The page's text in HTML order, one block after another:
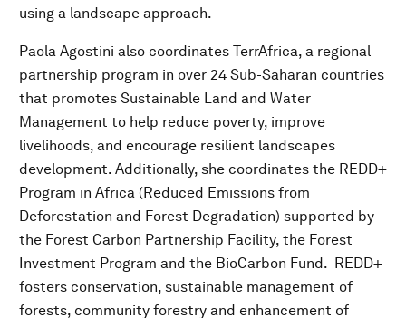
using a landscape approach.
Paola Agostini also coordinates TerrAfrica, a regional
partnership program in over 24 Sub-Saharan countries
that promotes Sustainable Land and Water
Management to help reduce poverty, improve
livelihoods, and encourage resilient landscapes
development. Additionally, she coordinates the REDD+
Program in Africa (Reduced Emissions from
Deforestation and Forest Degradation) supported by
the Forest Carbon Partnership Facility, the Forest
Investment Program and the BioCarbon Fund. REDD+
fosters conservation, sustainable management of
forests, community forestry and enhancement of